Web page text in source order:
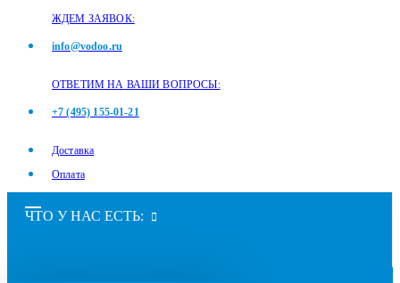
ЖДЕМ ЗАЯВОК:
info@vodoo.ru
ОТВЕТИМ НА ВАШИ ВОПРОСЫ:
+7 (495) 155-01-21
Доставка
Оплата
ЧТО У НАС ЕСТЬ: